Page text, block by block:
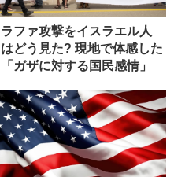
ラファ攻撃をイスラエル人
はどう見た? 現地で体感した
「ガザに対する国民感情」